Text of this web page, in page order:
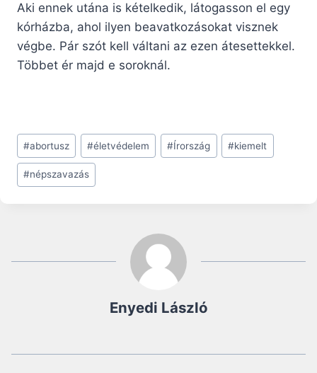
Aki ennek utána is kételkedik, látogasson el egy
kórházba, ahol ilyen beavatkozásokat visznek
végbe. Pár szót kell váltani az ezen átesettekkel.
Többet ér majd e soroknál.
Post
Tags:
#abortusz #életvédelem #Írország #kiemelt
#népszavazás
Enyedi László